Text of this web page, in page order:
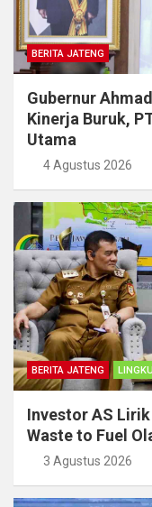
BERITA JATENG
Gubernur
Kinerja Buruk,
Utama
4 Agustus 2026
BERITA JATENG
Investor AS
Waste to Fuel
3 Agustus 2026